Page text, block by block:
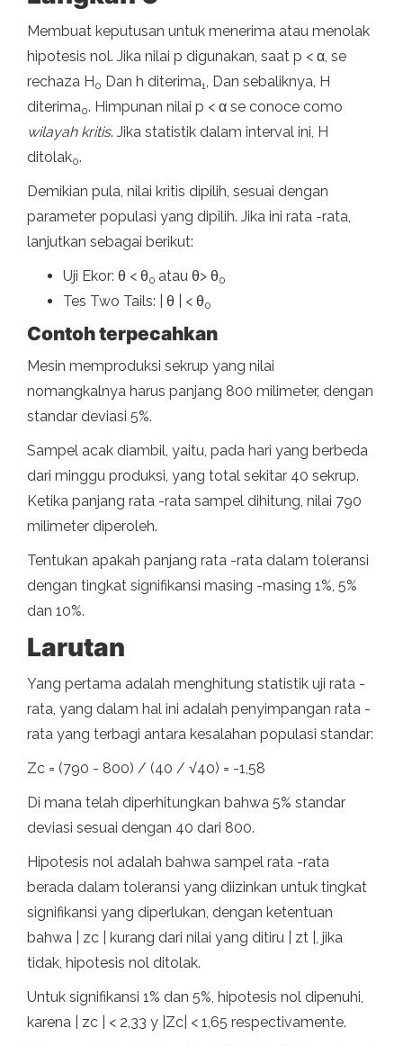
Membuat keputusan untuk menerima atau menolak
hipotesis nol. Jika nilai p digunakan, saat p < α, se
rechaza H0 Dan h diterima1, Dan sebaliknya, H
diterima0. Himpunan nilai p < α se conoce como
wilayah kritis. Jika statistik dalam interval ini, H
ditolak0.
Demikian pula, nilai kritis dipilih, sesuai dengan
parameter populasi yang dipilih. Jika ini rata -rata,
lanjutkan sebagai berikut:
Uji Ekor: θ < θ0 atau θ> θ0
Tes Two Tails: | θ | < θ0
Contoh terpecahkan
Mesin memproduksi sekrup yang nilai
nomangkalnya harus panjang 800 milimeter, dengan
standar deviasi 5%.
Sampel acak diambil, yaitu, pada hari yang berbeda
dari minggu produksi, yang total sekitar 40 sekrup.
Ketika panjang rata -rata sampel dihitung, nilai 790
milimeter diperoleh.
Tentukan apakah panjang rata -rata dalam toleransi
dengan tingkat signifikansi masing -masing 1%, 5%
dan 10%.
Larutan
Yang pertama adalah menghitung statistik uji rata -
rata, yang dalam hal ini adalah penyimpangan rata -
rata yang terbagi antara kesalahan populasi standar:
Zc = (790 - 800) / (40 / √40) = -1,58
Di mana telah diperhitungkan bahwa 5% standar
deviasi sesuai dengan 40 dari 800.
Hipotesis nol adalah bahwa sampel rata -rata
berada dalam toleransi yang diizinkan untuk tingkat
signifikansi yang diperlukan, dengan ketentuan
bahwa | zc | kurang dari nilai yang ditiru | zt |, jika
tidak, hipotesis nol ditolak.
Untuk signifikansi 1% dan 5%, hipotesis nol dipenuhi,
karena | zc | < 2,33 y |Zc| < 1,65 respectivamente.